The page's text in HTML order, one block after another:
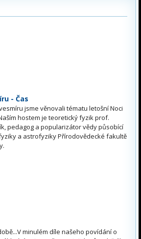
- Čas
jsme věnovali tématu letošní Noci
hostem je teoretický fyzik prof.
pedagog a popularizátor vědy působící
a astrofyziky Přírodovědecké fakultě
minulém díle našeho povídání o